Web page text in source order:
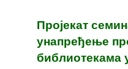
Пројекат
унапређење
библиотекама